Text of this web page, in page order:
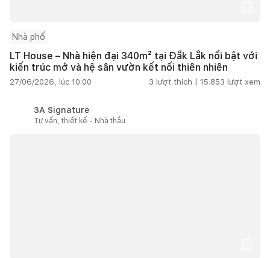
Nhà phố
LT House – Nhà hiện đại 340m² tại Đắk Lắk nổi bật với
kiến trúc mở và hệ sân vườn kết nối thiên nhiên
27/06/2026, lúc 10:00 3 lượt thích | 15.853 lượt xem
3A Signature
Tư vấn, thiết kế - Nhà thầu